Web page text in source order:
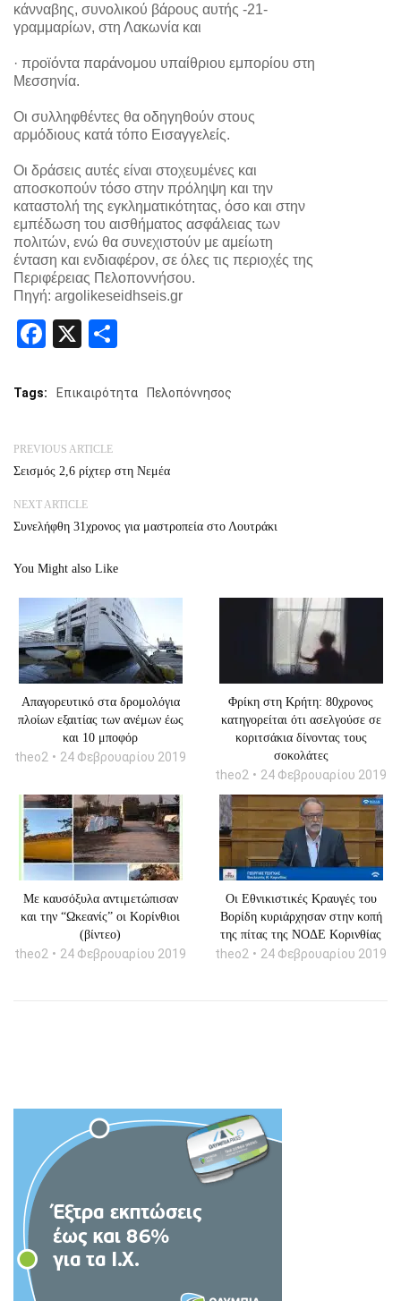
κάνναβης, συνολικού βάρους αυτής -21-
γραμμαρίων, στη Λακωνία και
· προϊόντα παράνομου υπαίθριου εμπορίου στη
Μεσσηνία.
Οι συλληφθέντες θα οδηγηθούν στους
αρμόδιους κατά τόπο Εισαγγελείς.
Οι δράσεις αυτές είναι στοχευμένες και
αποσκοπούν τόσο στην πρόληψη και την
καταστολή της εγκληματικότητας, όσο και στην
εμπέδωση του αισθήματος ασφάλειας των
πολιτών, ενώ θα συνεχιστούν με αμείωτη
ένταση και ενδιαφέρον, σε όλες τις περιοχές της
Περιφέρειας Πελοποννήσου.
Πηγή: argolikeseidhseis.gr
Facebook
X
Tags: Επικαιρότητα Πελοπόννησος
PREVIOUS ARTICLE
Σεισμός 2,6 ρίχτερ στη Νεμέα
NEXT ARTICLE
Συνελήφθη 31χρονος για μαστροπεία στο Λουτράκι
You Might also Like
Απαγορευτικό στα δρομολόγια
πλοίων εξαιτίας των ανέμων έως
και 10 μποφόρ
theo2 24 Φεβρουαρίου 2019
Φρίκη στη Κρήτη: 80χρονος
κατηγορείται ότι ασελγούσε σε
κοριτσάκια δίνοντας τους
σοκολάτες
theo2 24 Φεβρουαρίου 2019
Με καυσόξυλα αντιμετώπισαν
και την “Ωκεανίς” οι Κορίνθιοι
(βίντεο)
theo2 24 Φεβρουαρίου 2019
Οι Εθνικιστικές Κραυγές του
Βορίδη κυριάρχησαν στην κοπή
της πίτας της ΝΟΔΕ Κορινθίας
theo2 24 Φεβρουαρίου 2019